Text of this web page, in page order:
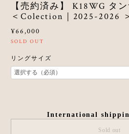
【売約済み】 K18WG タ
＜Colection｜2025-2026
¥66,000
SOLD OUT
リングサイズ
International
Sold out